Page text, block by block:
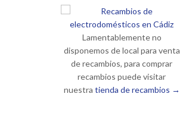
Lamentablemente no
disponemos de local para venta
de recambios, para comprar
recambios puede visitar
nuestra tienda de recambios →